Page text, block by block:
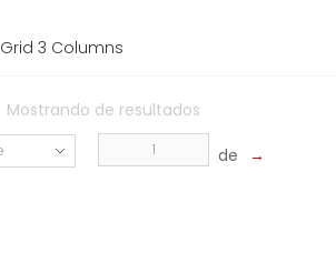
Grid 3 Columns
Mostrando de resultados
de →